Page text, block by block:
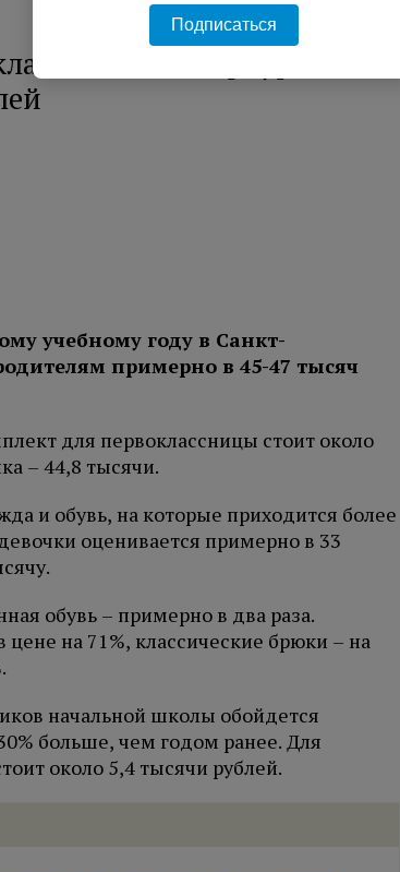
в Петербурге
учебному году в Санкт-
примерно в 45-47 тысяч
для первоклассницы стоит около
– 44,8 тысячи.
и обувь, на которые приходится более
оценивается примерно в 33
обувь – примерно в два раза.
на 71%, классические брюки – на
начальной школы обойдется
больше, чем годом ранее. Для
около 5,4 тысячи рублей.
Подписаться